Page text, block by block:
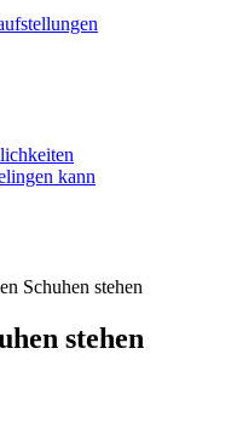
kann
Schuhen stehen
stehen